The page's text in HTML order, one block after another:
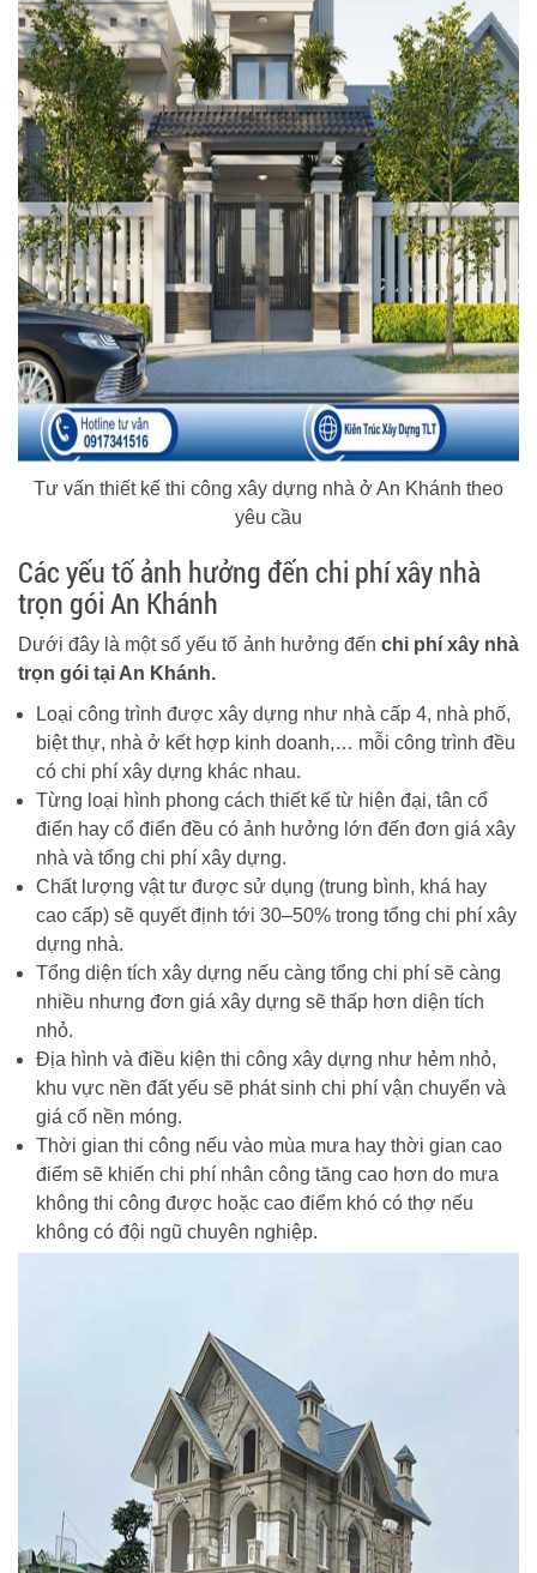
Tư vấn thiết kế thi công xây dựng nhà ở An Khánh theo
yêu cầu
Các yếu tố ảnh hưởng đến chi phí xây nhà
trọn gói An Khánh
Dưới đây là một số yếu tố ảnh hưởng đến chi phí xây nhà
trọn gói tại An Khánh.
Loại công trình được xây dựng như nhà cấp 4, nhà phố,
biệt thự, nhà ở kết hợp kinh doanh,… mỗi công trình đều
có chi phí xây dựng khác nhau.
Từng loại hình phong cách thiết kế từ hiện đại, tân cổ
điển hay cổ điển đều có ảnh hưởng lớn đến đơn giá xây
nhà và tổng chi phí xây dựng.
Chất lượng vật tư được sử dụng (trung bình, khá hay
cao cấp) sẽ quyết định tới 30–50% trong tổng chi phí xây
dựng nhà.
Tổng diện tích xây dựng nếu càng tổng chi phí sẽ càng
nhiều nhưng đơn giá xây dựng sẽ thấp hơn diện tích
nhỏ.
Địa hình và điều kiện thi công xây dựng như hẻm nhỏ,
khu vực nền đất yếu sẽ phát sinh chi phí vận chuyển và
giá cố nền móng.
Thời gian thi công nếu vào mùa mưa hay thời gian cao
điểm sẽ khiến chi phí nhân công tăng cao hơn do mưa
không thi công được hoặc cao điểm khó có thợ nếu
không có đội ngũ chuyên nghiệp.